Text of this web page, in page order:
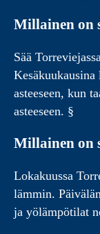
Millainen on
Sää
asteeseen, kun
asteeseen. §
Millainen on
Lokakuussa
lämmin.
ja yölämpötilat